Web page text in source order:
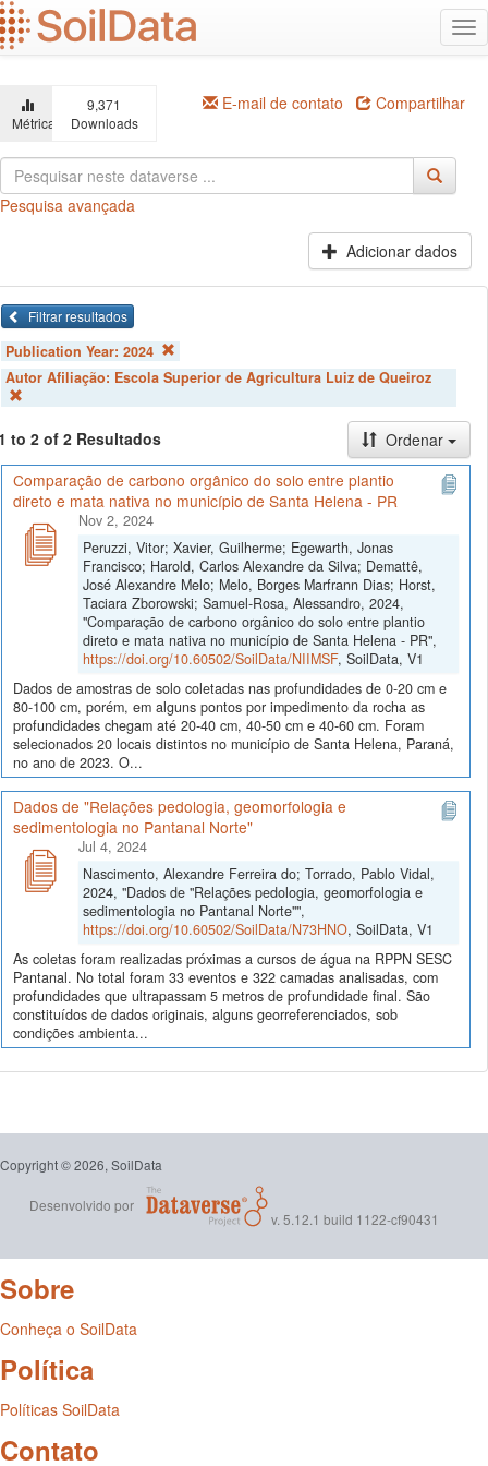
Ir
para
o
principal
Métricas
9,371
Downloads
E-mail de contato Compartilhar
Pesquisa avançada
Adicionar dados
Filtrar resultados
Publication Year: 2024
Autor Afiliação: Escola Superior de Agricultura Luiz de Queiroz
to 2 of 2 Resultados
Ordenar
Comparação de carbono orgânico do solo entre plantio
direto e mata nativa no município de Santa Helena - PR
Nov 2, 2024
Peruzzi, Vitor; Xavier, Guilherme; Egewarth, Jonas
Francisco; Harold, Carlos Alexandre da Silva; Demattê,
José Alexandre Melo; Melo, Borges Marfrann Dias; Horst,
Taciara Zborowski; Samuel-Rosa, Alessandro, 2024,
"Comparação de carbono orgânico do solo entre plantio
direto e mata nativa no município de Santa Helena - PR",
https://doi.org/10.60502/SoilData/NIIMSF, SoilData, V1
Dados de amostras de solo coletadas nas profundidades de 0-20 cm e
80-100 cm, porém, em alguns pontos por impedimento da rocha as
profundidades chegam até 20-40 cm, 40-50 cm e 40-60 cm. Foram
selecionados 20 locais distintos no município de Santa Helena, Paraná,
no ano de 2023. O...
Dados de "Relações pedologia, geomorfologia e
sedimentologia no Pantanal Norte"
Jul 4, 2024
Nascimento, Alexandre Ferreira do; Torrado, Pablo Vidal,
2024, "Dados de "Relações pedologia, geomorfologia e
sedimentologia no Pantanal Norte"",
https://doi.org/10.60502/SoilData/N73HNO, SoilData, V1
As coletas foram realizadas próximas a cursos de água na RPPN SESC
Pantanal. No total foram 33 eventos e 322 camadas analisadas, com
profundidades que ultrapassam 5 metros de profundidade final. São
constituídos de dados originais, alguns georreferenciados, sob
condições ambienta...
Copyright © 2026, SoilData
Desenvolvido por
v. 5.12.1 build 1122-cf90431
Sobre
Conheça o SoilData
Política
Políticas SoilData
Contato